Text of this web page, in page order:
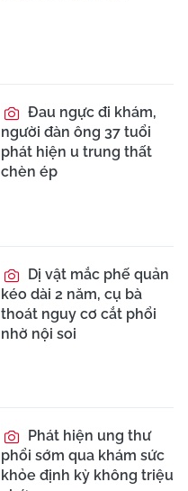
Đau ngực đi khám,
người đàn ông 37 tuổi
phát hiện u trung thất
chèn ép
Dị vật mắc phế quản
kéo dài 2 năm, cụ bà
thoát nguy cơ cắt phổi
nhờ nội soi
Phát hiện ung thư
phổi sớm qua khám sức
khỏe định kỳ không triệu